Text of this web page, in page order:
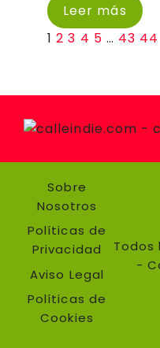
Leer más
1 2 3 4 5 … 43 44
Sobre
Nosotros
Políticas de
Privacidad
Aviso Legal
Políticas de
Cookies
Todos
-